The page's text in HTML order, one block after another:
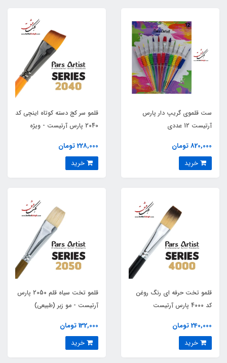
ست قلموی گریپ دار پارس
آرتیست 12 عددی
820,000 تومان
قلمو سر کج دسته کوتاه اینچی کد
2040 پارس آرتیست - ویژه
228,000 تومان
قلمو تخت حرفه ای رنگ روغن
کد 4000 پارس آرتیست
240,000 تومان
قلمو تخت سیاه قلم 2050 پارس
آرتیست - مو زبر (طبیعی)
132,000 تومان